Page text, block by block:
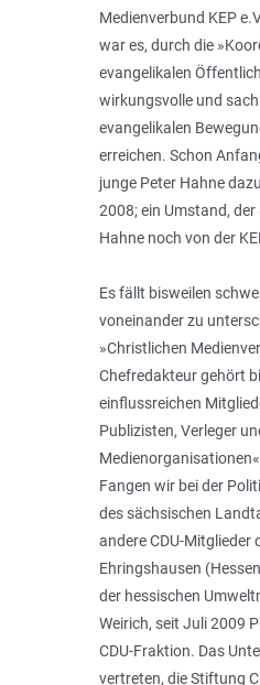
Medienverbund KEP
war es, durch die
evangelikalen
wirkungsvolle und
evangelikalen
erreichen. Schon
junge Peter Hahne
2008; ein Umstand,
Hahne noch von der
Es fällt bisweilen
voneinander zu
»Christlichen
Chefredakteur gehört
einflussreichen
Publizisten, Verleger
Fangen wir bei der
des sächsischen
andere CDU-Mitglieder
Ehringshausen
der hessischen
Weirich, seit Juli 2009
CDU-Fraktion. Das
vertreten, die Stiftung